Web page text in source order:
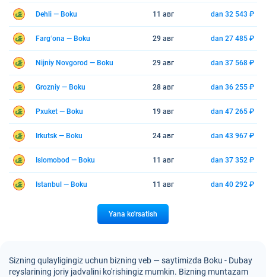
Dehli — Boku 11 авг dan 32 543 ₽
Fargʻona — Boku 29 авг dan 27 485 ₽
Nijniy Novgorod — Boku 29 авг dan 37 568 ₽
Grozniy — Boku 28 авг dan 36 255 ₽
Pxuket — Boku 19 авг dan 47 265 ₽
Irkutsk — Boku 24 авг dan 43 967 ₽
Islomobod — Boku 11 авг dan 37 352 ₽
Istanbul — Boku 11 авг dan 40 292 ₽
Yana ko'rsatish
Sizning qulayligingiz uchun bizning veb — saytimizda Boku - Dubay
reyslarining joriy jadvalini ko'rishingiz mumkin. Bizning muntazam